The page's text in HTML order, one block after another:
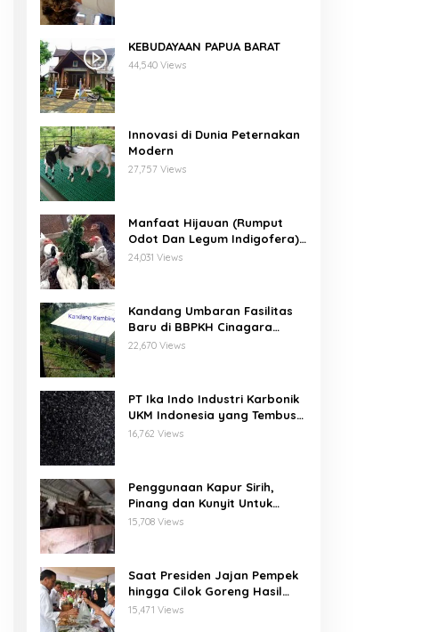
KEBUDAYAAN PAPUA BARAT
44,540 Views
Innovasi di Dunia Peternakan
Modern
27,757 Views
Manfaat Hijauan (Rumput
Odot Dan Legum Indigofera)
Untuk Ayam Buras Kub Dan
24,031 Views
Kandang Umbaran Fasilitas
Baru di BBPKH Cinagara
Bogor
22,670 Views
PT Ika Indo Industri Karbonik
UKM Indonesia yang Tembus
Pasar Global
16,762 Views
Penggunaan Kapur Sirih,
Pinang dan Kunyit Untuk
Pengobatan Penyakit Orf
15,708 Views
Saat Presiden Jajan Pempek
hingga Cilok Goreng Hasil
Binaan PNM Mekaar
15,471 Views